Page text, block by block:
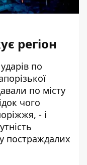
регіон
по
по місту
чого
, - і
постраждалих